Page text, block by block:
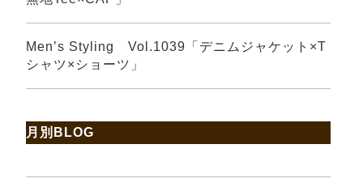
Men’s Styling Vol.1039「デニムジャケット×T
シャツ×ショーツ」
月別BLOG